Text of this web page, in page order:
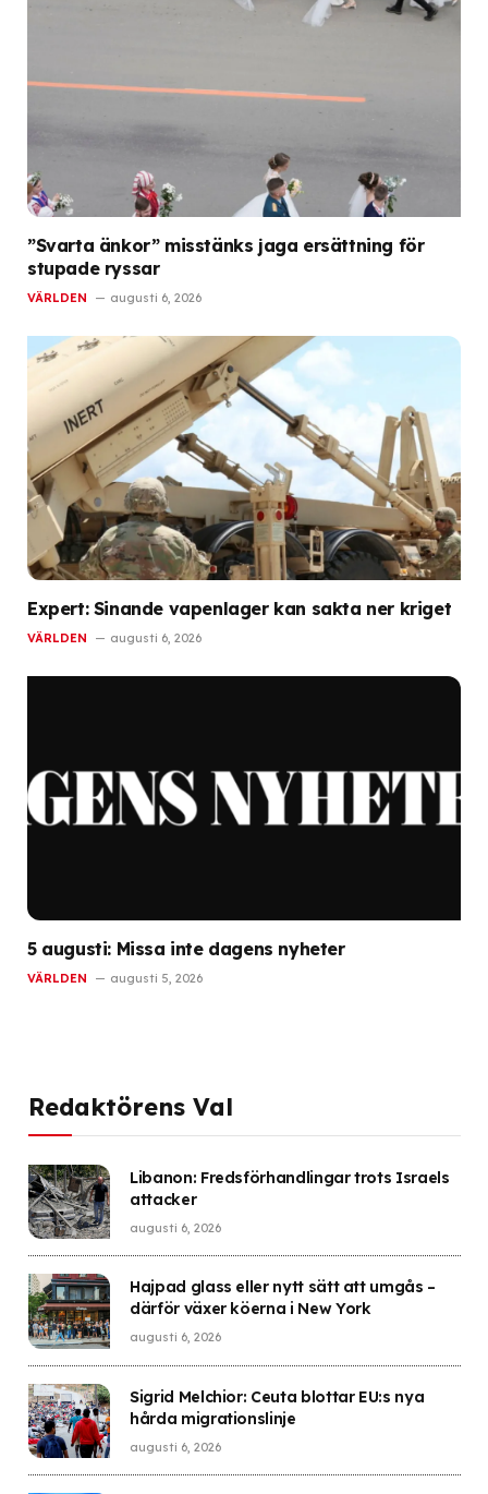
”Svarta änkor” misstänks jaga ersättning för
stupade ryssar
VÄRLDEN augusti 6, 2026
Expert: Sinande vapenlager kan sakta ner kriget
VÄRLDEN augusti 6, 2026
5 augusti: Missa inte dagens nyheter
VÄRLDEN augusti 5, 2026
Redaktörens Val
Libanon: Fredsförhandlingar trots Israels
attacker
augusti 6, 2026
Hajpad glass eller nytt sätt att umgås –
därför växer köerna i New York
augusti 6, 2026
Sigrid Melchior: Ceuta blottar EU:s nya
hårda migrationslinje
augusti 6, 2026